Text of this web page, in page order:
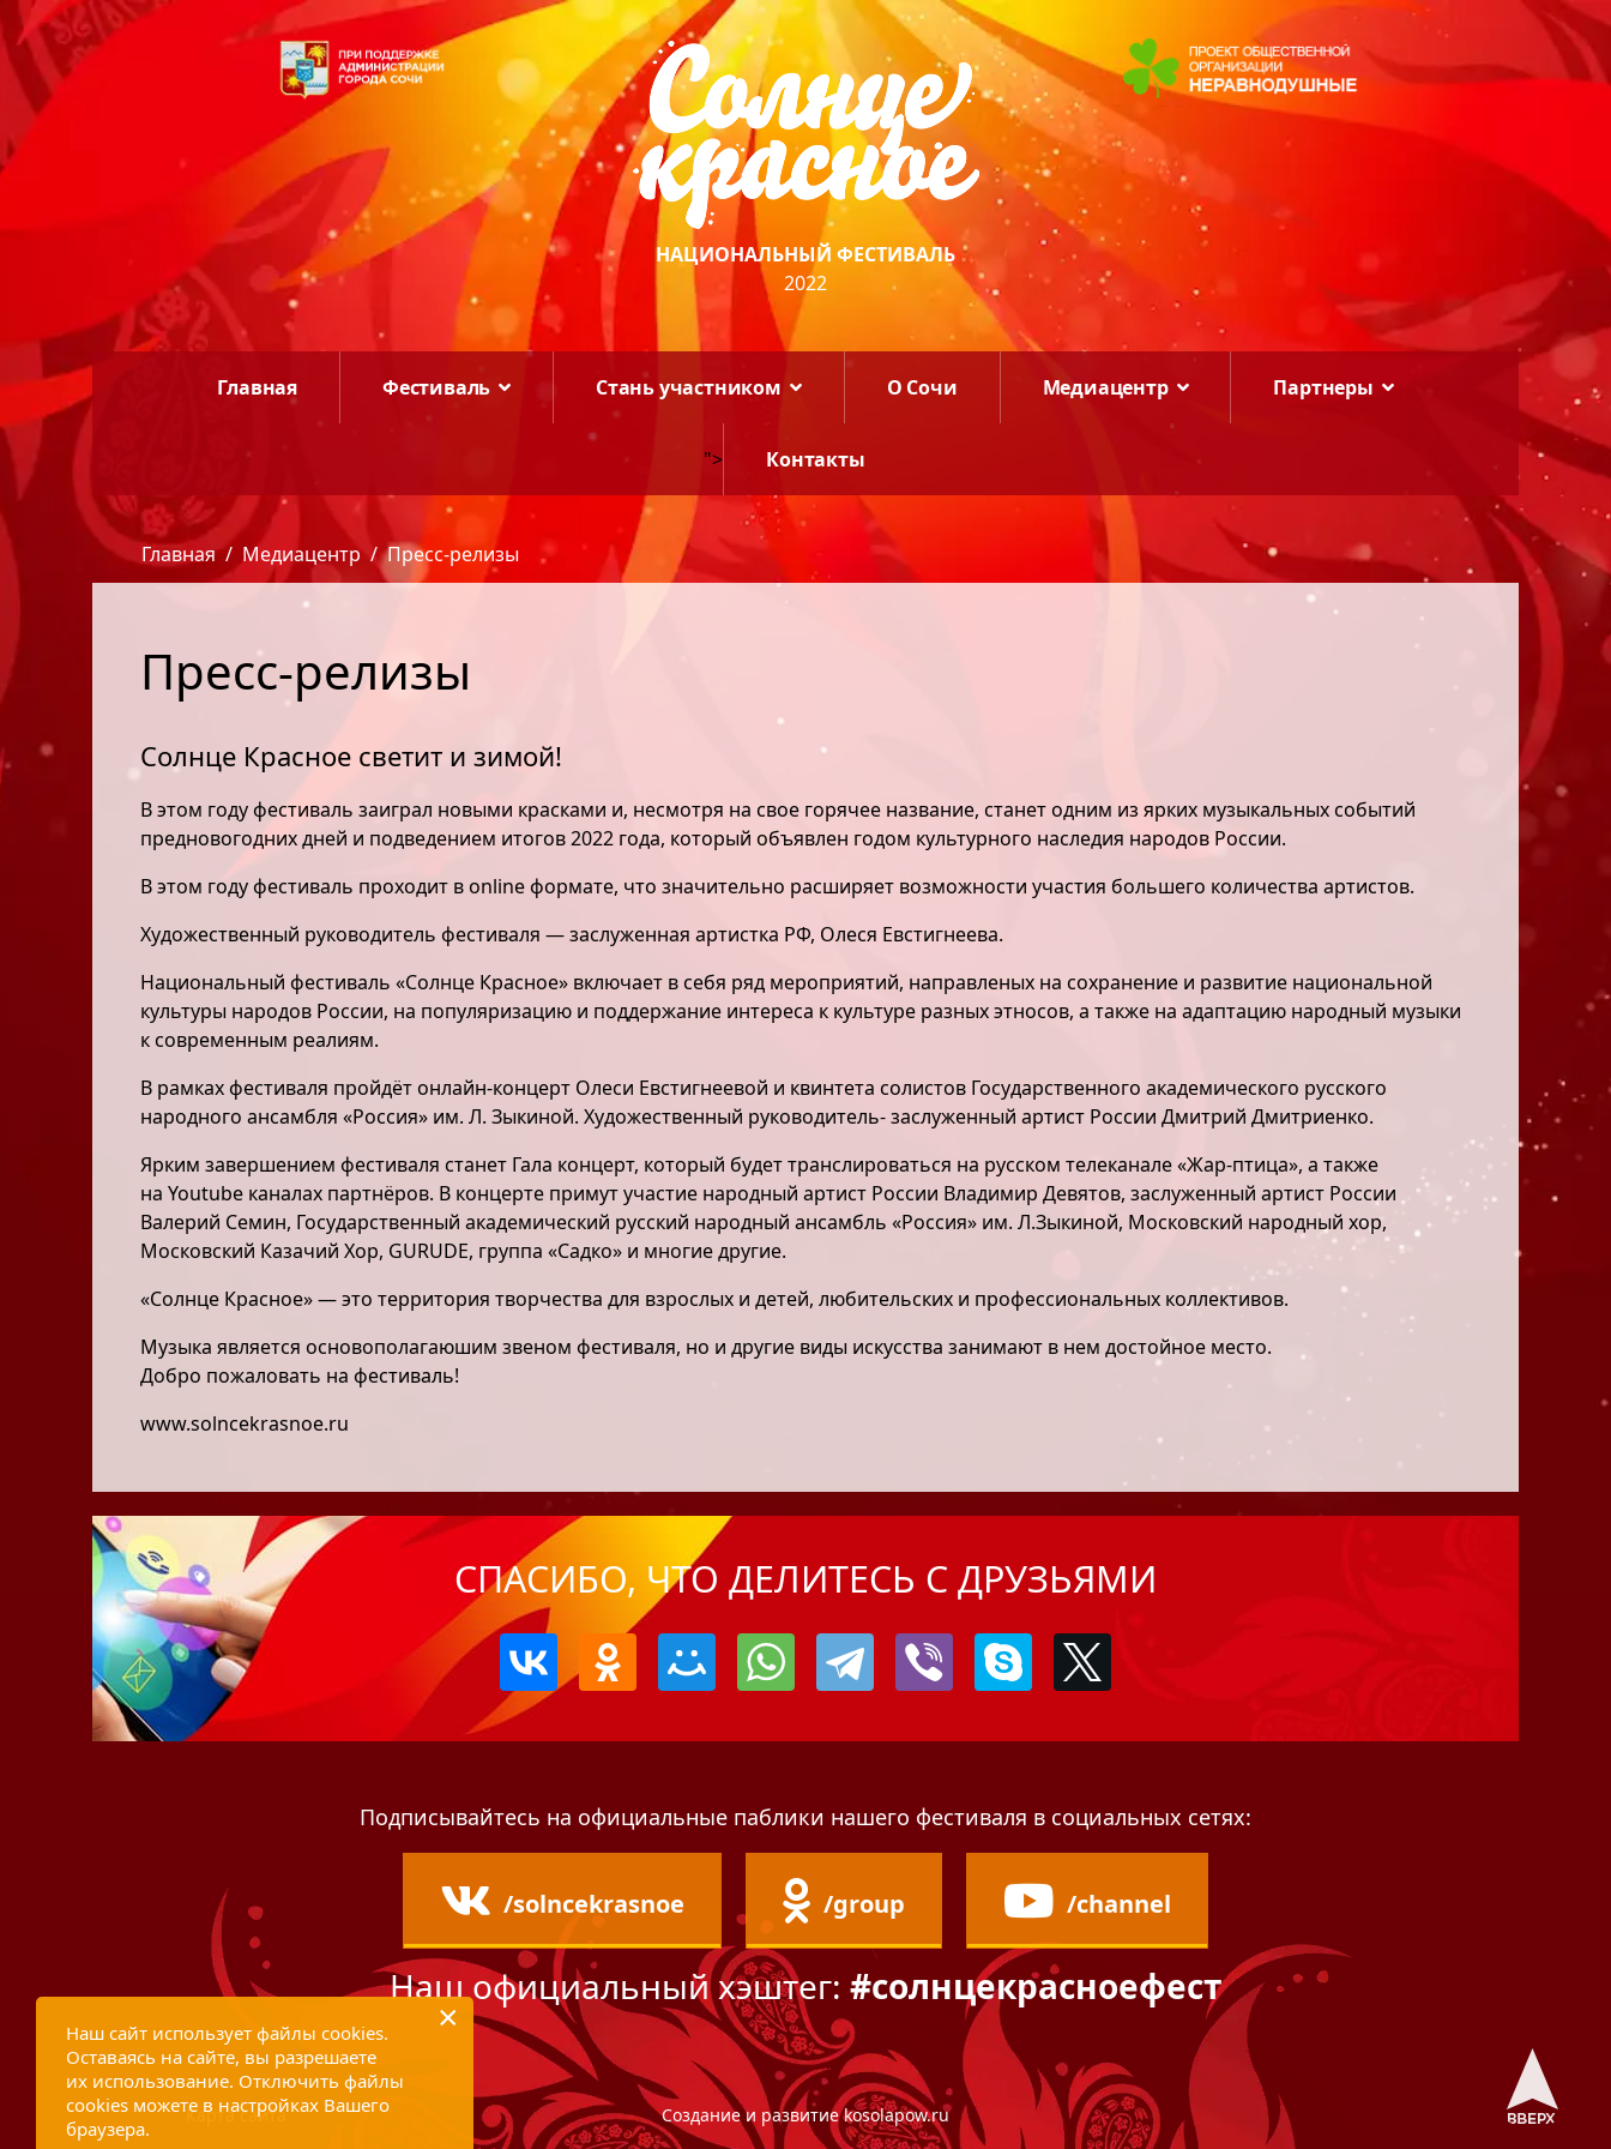
НАЦИОНАЛЬНЫЙ ФЕСТИВАЛЬ
2022
Главная Фестиваль Стань участником О Сочи Медиацентр Партнеры
"> Контакты
Главная Медиацентр Пресс-релизы
Пресс-релизы
Солнце Красное светит и зимой!
В этом году фестиваль заиграл новыми красками и, несмотря на свое горячее название, станет одним из ярких музыкальных событий
предновогодних дней и подведением итогов 2022 года, который объявлен годом культурного наследия народов России.
В этом году фестиваль проходит в online формате, что значительно расширяет возможности участия большего количества артистов.
Художественный руководитель фестиваля — заслуженная артистка РФ, Олеся Евстигнеева.
Национальный фестиваль «Солнце Красное» включает в себя ряд мероприятий, направленых на сохранение и развитие национальной
культуры народов России, на популяризацию и поддержание интереса к культуре разных этносов, а также на адаптацию народный музыки
к современным реалиям.
В рамках фестиваля пройдёт онлайн-концерт Олеси Евстигнеевой и квинтета солистов Государственного академического русского
народного ансамбля «Россия» им. Л. Зыкиной. Художественный руководитель- заслуженный артист России Дмитрий Дмитриенко.
Ярким завершением фестиваля станет Гала концерт, который будет транслироваться на русском телеканале «Жар-птица», а также
на Youtube каналах партнёров. В концерте примут участие народный артист России Владимир Девятов, заслуженный артист России
Валерий Семин, Государственный академический русский народный ансамбль «Россия» им. Л.Зыкиной, Московский народный хор,
Московский Казачий Хор, GURUDE, группа «Садко» и многие другие.
«Солнце Красное» — это территория творчества для взрослых и детей, любительских и профессиональных коллективов.
Музыка является основополагаюшим звеном фестиваля, но и другие виды искусства занимают в нем достойное место.
Добро пожаловать на фестиваль!
www.solncekrasnoe.ru
СПАСИБО, ЧТО ДЕЛИТЕСЬ С ДРУЗЬЯМИ
Подписывайтесь на официальные паблики нашего фестиваля в социальных сетях:
/solncekrasnoe /group /channel
Наш официальный хэштег: #солнцекрасноефест
Карта сайта Создание и развитиеkosolapow.ru
×
Наш сайт использует файлы cookies.
Оставаясь на сайте, вы разрешаете
их использование. Отключить файлы
cookies можете в настройках Вашего
браузера.